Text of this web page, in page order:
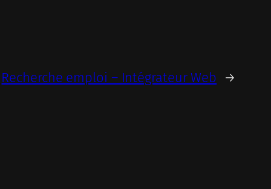
Recherche emploi – Intégrateur Web →